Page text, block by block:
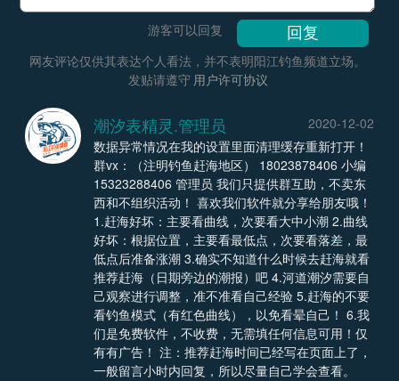
游客可以回复
网友评论仅供其表达个人看法，并不表明阳江钓鱼频道立场。
发贴请遵守 用户许可协议
潮汐表精灵.管理员
2020-12-02
数据异常情况在我的设置里面清理缓存重新打开！
群vx：（注明钓鱼赶海地区） 18023878406 小编
15323288406 管理员 我们只提供群互助，不卖东
西和不组织活动！ 喜欢我们软件就分享给朋友哦！
1.赶海好坏：主要看曲线，次要看大中小潮 2.曲线
好坏：根据位置，主要看最低点，次要看落差，最
低点后准备涨潮 3.确实不知道什么时候去赶海就看
推荐赶海（日期旁边的潮报）吧 4.河道潮汐需要自
己观察进行调整，准不准看自己经验 5.赶海的不要
看钓鱼模式（有红色曲线），以免看晕自己！ 6.我
们是免费软件，不收费，无需填任何信息可用！仅
有有广告！ 注：推荐赶海时间已经写在页面上了，
一般留言小时内回复，所以尽量自己学会查看。